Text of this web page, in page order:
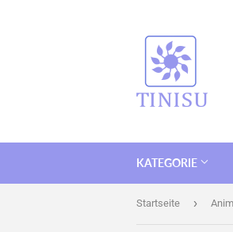
KATEGORIE
Startseite ›